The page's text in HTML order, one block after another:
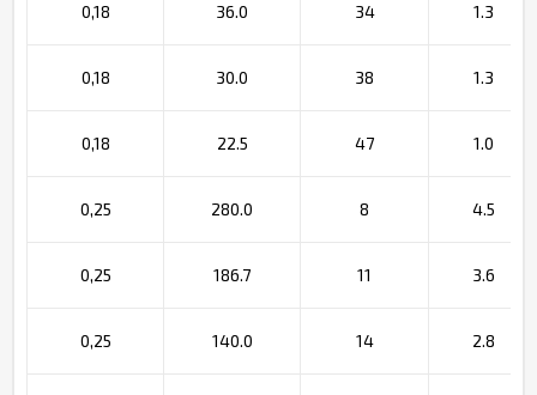
0,18 36.0 34 1.3
0,18 30.0 38 1.3
0,18 22.5 47 1.0
0,25 280.0 8 4.5
0,25 186.7 11 3.6
0,25 140.0 14 2.8